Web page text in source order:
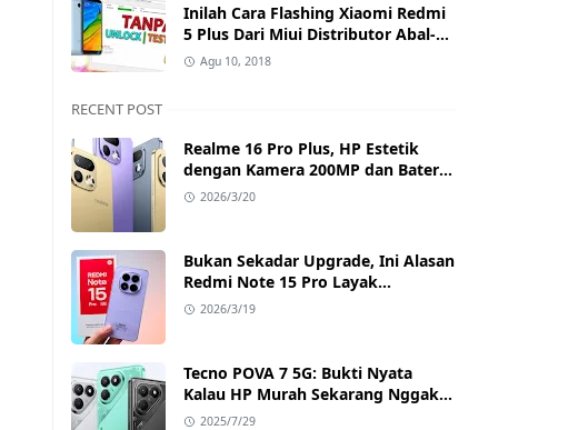
Inilah Cara Flashing Xiaomi Redmi
5 Plus Dari Miui Distributor Abal-
Abal ke Offcial Tanpa Test Point
dan Tanpa Unlock Bootloader
Agu 10, 2018
RECENT POST
Realme 16 Pro Plus, HP Estetik
dengan Kamera 200MP dan Baterai
Badak
2026/3/20
Bukan Sekadar Upgrade, Ini Alasan
Redmi Note 15 Pro Layak
Dipertimbangkan
2026/3/19
Tecno POVA 7 5G: Bukti Nyata
Kalau HP Murah Sekarang Nggak
Main-Main Lagi
2025/7/29